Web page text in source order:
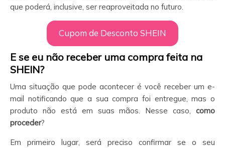
que poderá, inclusive, ser reaproveitada no futuro.
Cupom de Desconto SHEIN
E se eu não receber uma compra feita na
SHEIN?
Uma situação que pode acontecer é você receber um e-
mail notificando que a sua compra foi entregue, mas o
produto não está em suas mãos. Nesse caso, como
proceder?
Em primeiro lugar, será preciso confirmar se o seu